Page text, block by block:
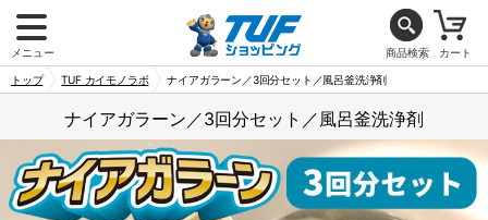
メニュー 商品検索 カート
トップ TUF カイモノラボ ナイアガラーン／3回分セット／風呂釜洗浄剤
ナイアガラーン／3回分セット／風呂釜洗浄剤